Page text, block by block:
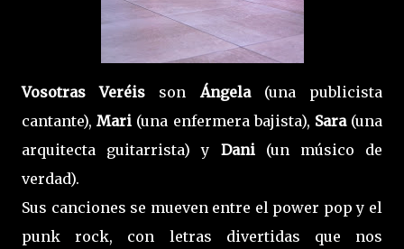
Vosotras Veréis sonÁngela (una publicista
cantante),Mari (una enfermera bajista), Sara (una
arquitecta guitarrista) y Dani (un músico de
verdad).
Sus canciones se mueven entre el power pop y el
punk rock, con letras divertidas que nos